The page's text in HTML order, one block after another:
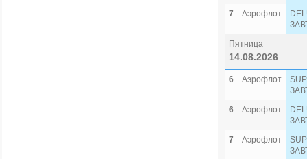
7
Аэрофлот
Пятница
14.08.2026
6 Аэрофлот
6
Аэрофлот
7
Аэрофлот